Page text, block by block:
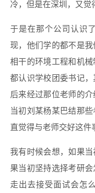
冷，但是在深圳，又觉
于是在那个公司认识
现，他们学的都不是
相干的环境工程和机
都认识学校团委书记，
后来经过那位老师的
当初刘某杨某巴结那
直觉得与老师交好这件
我有时候会想，如果
果当初坚持选择考研
走出去接受面试会怎